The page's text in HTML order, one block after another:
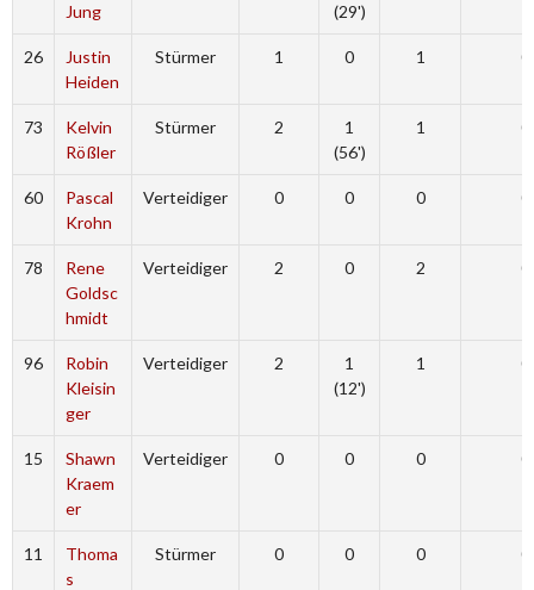
Jung
(29')
26
Justin
Heiden
Stürmer 1 0 1 0
73
Kelvin
Rößler
Stürmer 2
1
(56')
1 0
60
Pascal
Krohn
Verteidiger 0 0 0 0
78
Rene
Goldsc
hmidt
Verteidiger 2 0 2 0
96
Robin
Kleisin
ger
Verteidiger 2
1
(12')
1 0
15
Shawn
Kraem
er
Verteidiger 0 0 0 0
11
Thoma
s
Stürmer 0 0 0 0